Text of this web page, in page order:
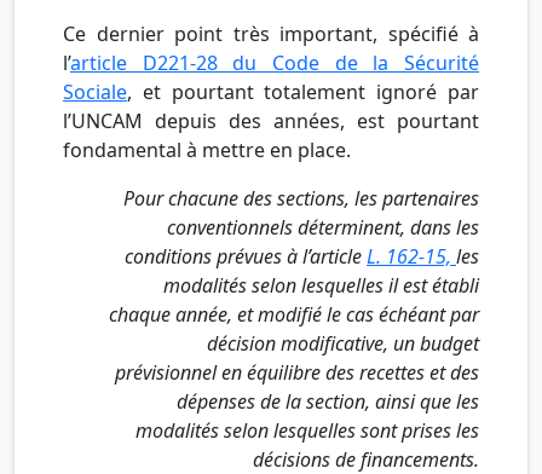
Ce dernier point très important, spécifié à
l’article D221-28 du Code de la Sécurité
Sociale, et pourtant totalement ignoré par
l’UNCAM depuis des années, est pourtant
fondamental à mettre en place.
Pour chacune des sections, les partenaires
conventionnels déterminent, dans les
conditions prévues à l’articleL. 162-15, les
modalités selon lesquelles il est établi
chaque année, et modifié le cas échéant par
décision modificative, un budget
prévisionnel en équilibre des recettes et des
dépenses de la section, ainsi que les
modalités selon lesquelles sont prises les
décisions de financements.